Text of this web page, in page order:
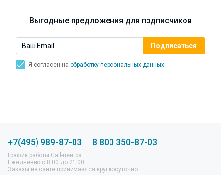
Выгодные предложения для подписчиков
Я согласен на обработку персональных данных
+7(495) 989-87-03 8 800 350-87-03
График работы Call-центра:
Ежедневно с 8:00 до 21:00
Заказы на сайте принимаются круглосуточно